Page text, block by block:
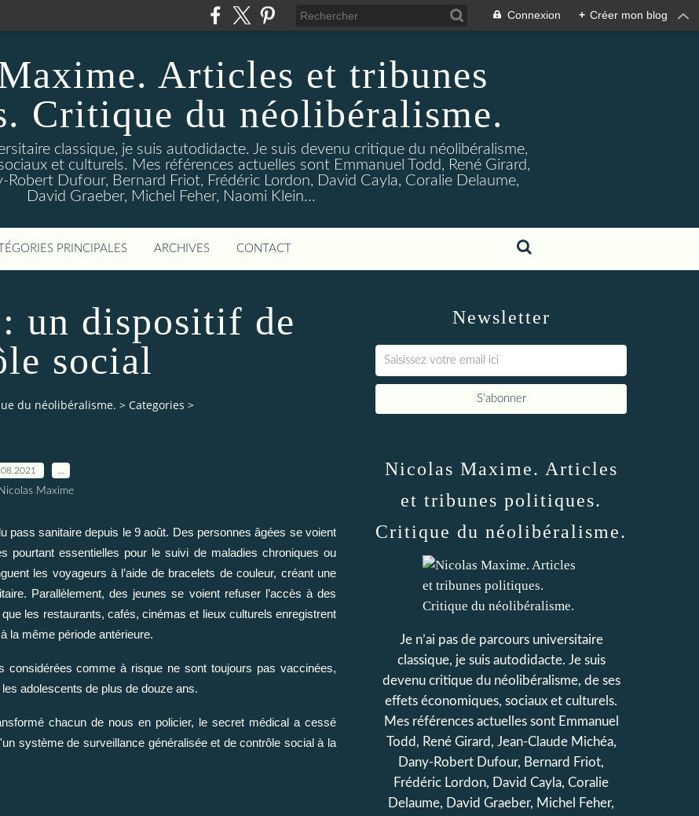
Connexion + Créer mon blog
Articles et tribunes
Critique du néolibéralisme.
classique, je suis autodidacte. Je suis devenu critique du néolibéralisme,
et culturels. Mes références actuelles sont Emmanuel Todd, René Girard,
Robert Dufour, Bernard Friot, Frédéric Lordon, David Cayla, Coralie Delaume,
David Graeber, Michel Feher, Naomi Klein...
PRINCIPALES ARCHIVES CONTACT
un dispositif de
social
du néolibéralisme. > Categories >
Maxime
pass sanitaire depuis le 9 août. Des personnes âgées se voient
pourtant essentielles pour le suivi de maladies chroniques ou
les voyageurs à l’aide de bracelets de couleur, créant une
Parallèlement, des jeunes se voient refuser l’accès à des
les restaurants, cafés, cinémas et lieux culturels enregistrent
la même période antérieure.
considérées comme à risque ne sont toujours pas vaccinées,
adolescents de plus de douze ans.
chacun de nous en policier, le secret médical a cessé
système de surveillance généralisée et de contrôle social à la
Newsletter
Nicolas Maxime. Articles
et tribunes politiques.
Critique du néolibéralisme.
Je n’ai pas de parcours universitaire
classique, je suis autodidacte. Je suis
devenu critique du néolibéralisme, de ses
effets économiques, sociaux et culturels.
Mes références actuelles sont Emmanuel
Todd, René Girard, Jean-Claude Michéa,
Dany-Robert Dufour, Bernard Friot,
Frédéric Lordon, David Cayla, Coralie
Delaume, David Graeber, Michel Feher,